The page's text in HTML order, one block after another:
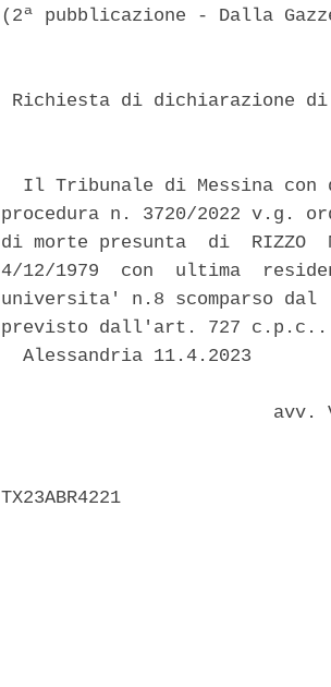
(2ª pubblicazione - Dalla
Richiesta di dichiarazione di
Il Tribunale di Messina con
procedura n. 3720/2022 v.g.
di morte presunta  di  RIZZO
4/12/1979  con  ultima
universita' n.8 scomparso
previsto dall'art. 727
  Alessandria 11.4.2023